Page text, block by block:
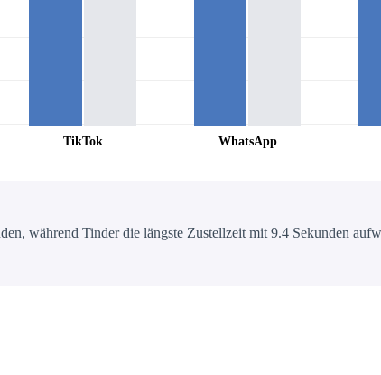
TikTok WhatsApp
während Tinder die längste Zustellzeit mit 9.4 Sekunden